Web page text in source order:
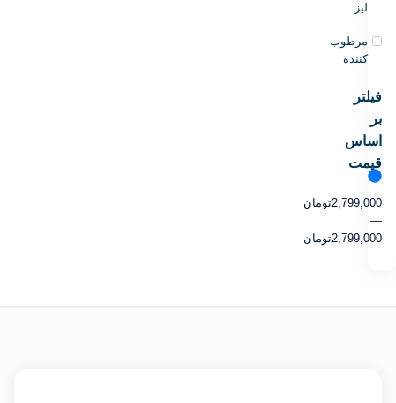
لیز
مرطوب
کننده
فیلتر
بر
اساس
قیمت
2,799,000تومان
—
2,799,000تومان